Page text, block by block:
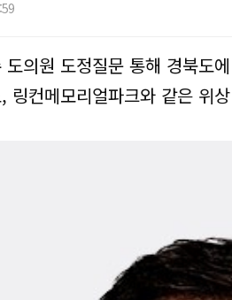
도의원 도정질문 통해 경북도
링컨메모리얼파크와 같은 위